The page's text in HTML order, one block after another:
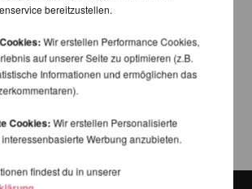
bereitzustellen.
Wir erstellen Performance Cookies,
auf unserer Seite zu optimieren (z.B.
Informationen und ermöglichen das
Cookies:Wir erstellen Personalisierte
Werbung anzubieten.
findest du in unserer